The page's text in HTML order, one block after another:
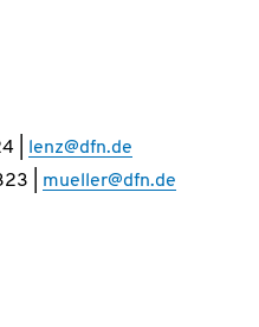
| lenz@dfn.de
| mueller@dfn.de